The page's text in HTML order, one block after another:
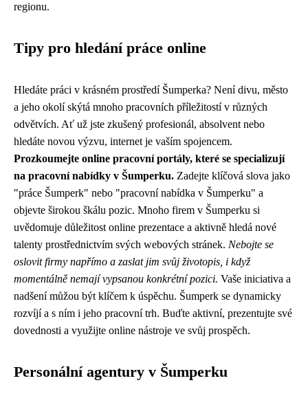
regionu.
Tipy pro hledání práce online
Hledáte práci v krásném prostředí Šumperka? Není divu, město
a jeho okolí skýtá mnoho pracovních příležitostí v různých
odvětvích. Ať už jste zkušený profesionál, absolvent nebo
hledáte novou výzvu, internet je vaším spojencem.
Prozkoumejte online pracovní portály, které se specializují
na pracovní nabídky v Šumperku. Zadejte klíčová slova jako
"práce Šumperk" nebo "pracovní nabídka v Šumperku" a
objevte širokou škálu pozic. Mnoho firem v Šumperku si
uvědomuje důležitost online prezentace a aktivně hledá nové
talenty prostřednictvím svých webových stránek. Nebojte se
oslovit firmy napřímo a zaslat jim svůj životopis, i když
momentálně nemají vypsanou konkrétní pozici. Vaše iniciativa a
nadšení můžou být klíčem k úspěchu. Šumperk se dynamicky
rozvíjí a s ním i jeho pracovní trh. Buďte aktivní, prezentujte své
dovednosti a využijte online nástroje ve svůj prospěch.
Personální agentury v Šumperku